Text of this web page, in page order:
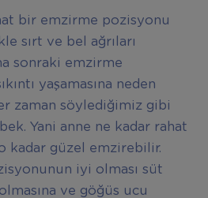
bir emzirme pozisyonu
sırt ve bel ağrıları
sonraki emzirme
yaşamasına neden
zaman söylediğimiz gibi
Yani anne ne kadar rahat
kadar güzel emzirebilir.
iyi olması süt
ve göğüs ucu